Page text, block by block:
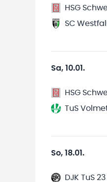
HSG
SC
Sa, 10.01.
HSG
TuS
So, 18.01.
DJK TuS